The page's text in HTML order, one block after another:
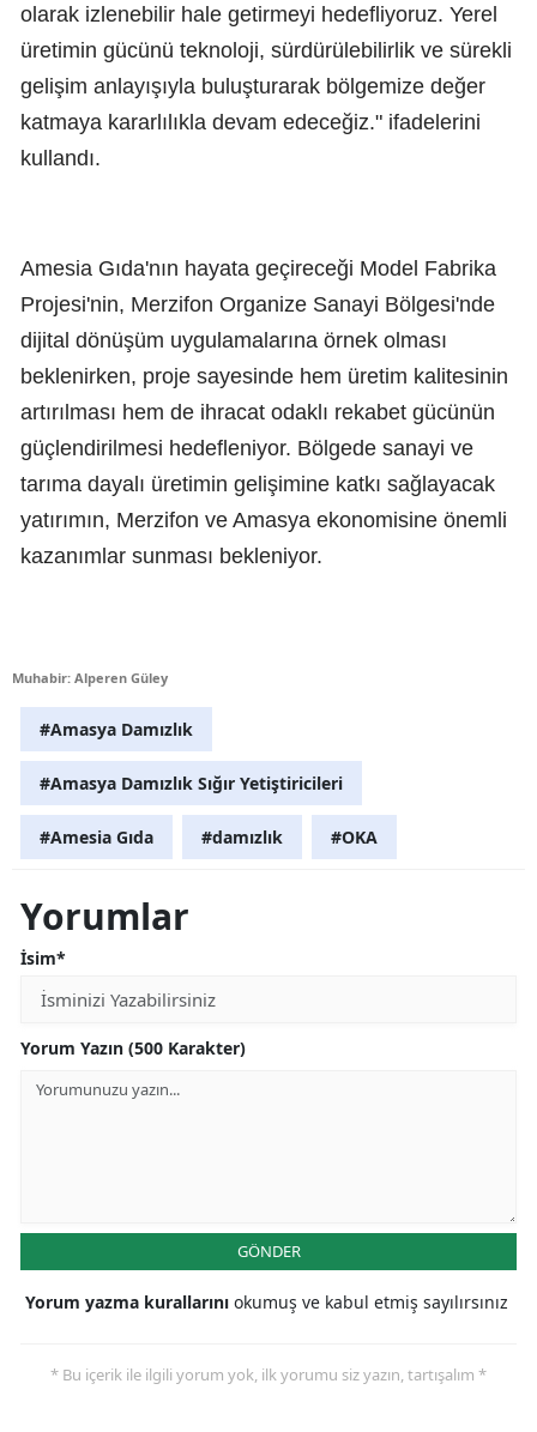
olarak izlenebilir hale getirmeyi hedefliyoruz. Yerel
üretimin gücünü teknoloji, sürdürülebilirlik ve sürekli
gelişim anlayışıyla buluşturarak bölgemize değer
katmaya kararlılıkla devam edeceğiz." ifadelerini
kullandı.
Amesia Gıda'nın hayata geçireceği Model Fabrika
Projesi'nin, Merzifon Organize Sanayi Bölgesi'nde
dijital dönüşüm uygulamalarına örnek olması
beklenirken, proje sayesinde hem üretim kalitesinin
artırılması hem de ihracat odaklı rekabet gücünün
güçlendirilmesi hedefleniyor. Bölgede sanayi ve
tarıma dayalı üretimin gelişimine katkı sağlayacak
yatırımın, Merzifon ve Amasya ekonomisine önemli
kazanımlar sunması bekleniyor.
Muhabir: Alperen Güley
#Amasya Damızlık
#Amasya Damızlık Sığır Yetiştiricileri
#Amesia Gıda #damızlık #OKA
Yorumlar
İsim*
Yorum Yazın (500 Karakter)
GÖNDER
Yorum yazma kurallarını okumuş ve kabul etmiş sayılırsınız
* Bu içerik ile ilgili yorum yok, ilk yorumu siz yazın, tartışalım *